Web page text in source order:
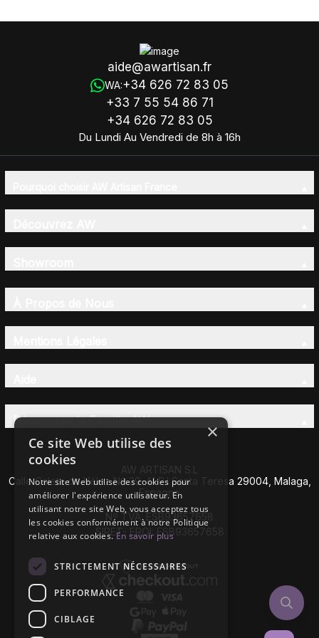
aide@awartisan.fr
WA:+34 626 72 83 05
+33 7 55 54 86 71
+34 626 72 83 05
Du Lundi Au Vendredi de 8h à 16h
Découvrez la Famille AW
AW ARTISAN S.L
Calle Caleta de Vélez Nº 39-41 P.I Santa Teresa 29004, Malaga,
Espagne
Nº TVA: ESB93657658
SIRET- EROI: ESB93657658
×
Ce site Web utilise des
cookies
Notre site Web utilise des cookies pour
améliorer l'expérience utilisateur. En
utilisant notre site Web, vous acceptez tous
les cookies conformément à notre Politique
relative aux cookies.En savoir plus
STRICTEMENT NÉCESSAIRES
PERFORMANCE
CIBLAGE